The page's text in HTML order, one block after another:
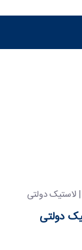
لاستیک دولتی
دولتی